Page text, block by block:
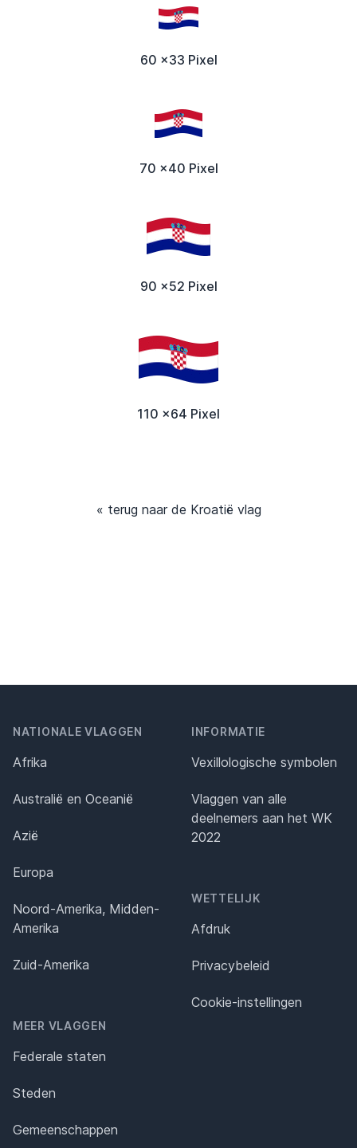
60 x33 Pixel
70 x40 Pixel
90 x52 Pixel
110 x64 Pixel
« terug naar de Kroatië vlag
NATIONALE VLAGGEN
Afrika
Australië en Oceanië
Azië
Europa
Noord-Amerika, Midden-
Amerika
Zuid-Amerika
MEER VLAGGEN
Federale staten
Steden
Gemeenschappen
INFORMATIE
Vexillologische symbolen
Vlaggen van alle
deelnemers aan het WK
2022
WETTELIJK
Afdruk
Privacybeleid
Cookie-instellingen